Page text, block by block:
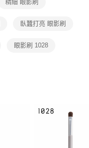
精細 眼影刷
臥蠶打亮 眼影刷
眼影刷 1028